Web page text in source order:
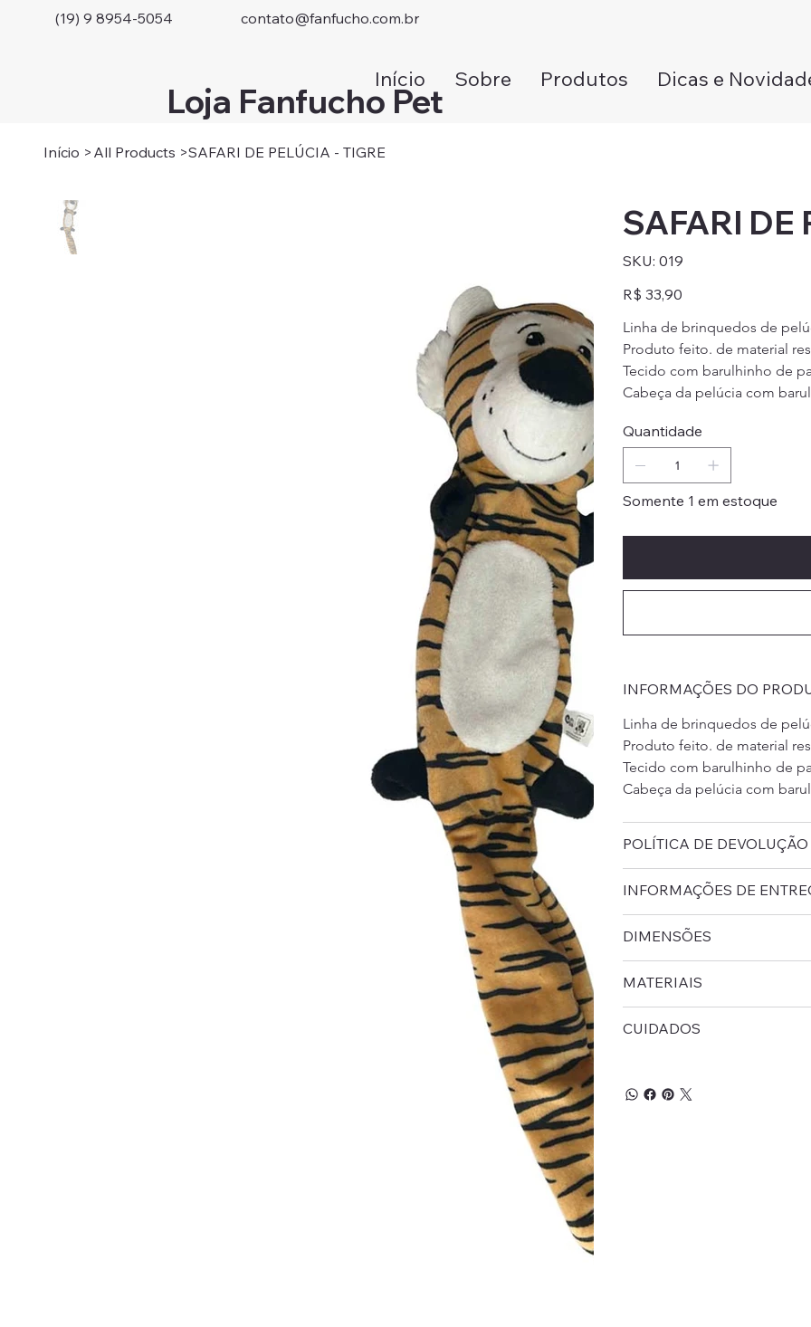
(19) 9 8954-5054 contato@fanfucho.com.br
Loja Fanfucho Pet
Início Sobre Produtos Dicas e
Início > All Products >SAFARI DE PELÚCIA - TIGRE
SAFARI DE
SKU: SKU
019
019
Preço
R$ 33,90
Linha de brinquedos de
Produto feito. de material
Tecido com barulhinho de
Cabeça da pelúcia com
Quantidade
Somente 1 em estoque
INFORMAÇÕES DO
Linha de brinquedos de
Produto feito. de material
Tecido com barulhinho de
Cabeça da pelúcia com
POLÍTICA DE
INFORMAÇÕES DE
DIMENSÕES
MATERIAIS
CUIDADOS